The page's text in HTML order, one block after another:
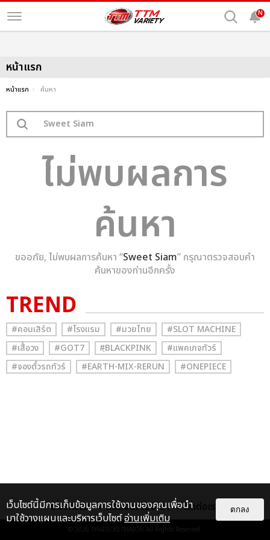
N
หน้าแรก
หน้าแรก ค้นหา
ไม่พบผลการ
ค้นหา
ขออภัย, ไม่พบผลการค้นหา “Sweet Siam” กรุณาตรวจสอบคำ
ค้นหาของท่านอีกครั้ง
TREND
#คอนเสิร์ต #โรงแรม #มวยไทย
#SLOT MACHINE
#เสื้อวง
#GOT7 #ฺBLACKPINK
#แพคเกจทัวร์
#จองตั๋วรถทัวร์
#EARTH-MIX-RERUN #ONEPIECE
เกี่ยวกับเรา ติดต่อลงโฆษณา ติดต่อเรา
© 2026 THAITICKETMAJOR All Rights Reserved.
เว็บไซต์นี้มีการเก็บข้อมูลการใช้งานของคุณเพื่อนำ
มาใช้วางแผนและบริหารเว็บไซต์อ่านเพิ่มเติม
ตกลง